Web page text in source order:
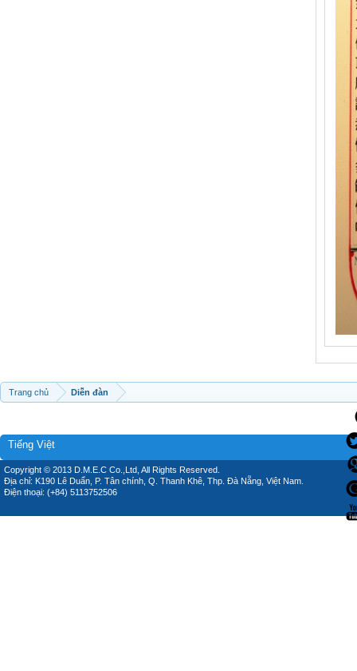
Trang chủ Diễn đàn
Tiếng Việt
Copyright © 2013 D.M.E.C Co.,Ltd, All Rights Reserved.
Địa chỉ: K190 Lê Duẩn, P. Tân chính, Q. Thanh Khê, Thp. Đà Nẵng, Việt Nam.
Điện thoại: (+84) 5113752506